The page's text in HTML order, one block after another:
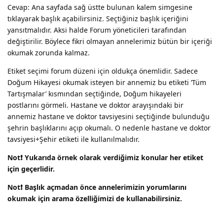
Cevap: Ana sayfada sağ üstte bulunan kalem simgesine
tıklayarak başlık açabilirsiniz. Seçtiğiniz başlık içeriğini
yansıtmalıdır. Aksi halde Forum yöneticileri tarafından
değiştirilir. Böylece fikri olmayan annelerimiz bütün bir içeriği
okumak zorunda kalmaz.
Etiket seçimi forum düzeni için oldukça önemlidir. Sadece
Doğum Hikayesi okumak isteyen bir annemiz bu etiketi ‘Tüm
Tartışmalar’ kısmından seçtiğinde, Doğum hikayeleri
postlarını görmeli. Hastane ve doktor arayışındaki bir
annemiz hastane ve doktor tavsiyesini seçtiğinde bulunduğu
şehrin başlıklarını açıp okumalı. O nedenle hastane ve doktor
tavsiyesi+Şehir etiketi ile kullanılmalıdır.
Not❗️ Yukarıda örnek olarak verdiğimiz konular her etiket
için geçerlidir.
Not❗️ Başlık açmadan önce annelerimizin yorumlarını
okumak için arama özelliğimizi de kullanabilirsiniz.